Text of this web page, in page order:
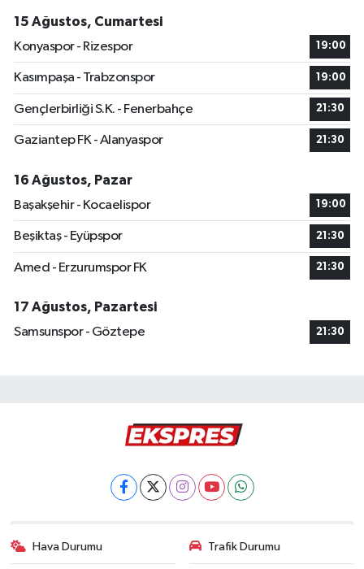
15 Ağustos, Cumartesi
Konyaspor - Rizespor
19:00
Kasımpaşa - Trabzonspor 19:00
Gençlerbirliği S.K. - Fenerbahçe 21:30
Gaziantep FK - Alanyaspor 21:30
16 Ağustos, Pazar
Başakşehir - Kocaelispor
19:00
Beşiktaş - Eyüpspor 21:30
Amed - Erzurumspor FK 21:30
17 Ağustos, Pazartesi
Samsunspor - Göztepe
21:30
Hava Durumu Trafik Durumu